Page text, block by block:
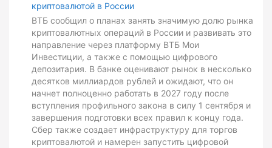
криптовалютой в России
ВТБ сообщил о планах занять значимую долю рынка
криптовалютных операций в России и развивать это
направление через платформу ВТБ Мои
Инвестиции, а также с помощью цифрового
депозитария. В банке оценивают рынок в несколько
десятков миллиардов рублей и ожидают, что он
начнет полноценно работать в 2027 году после
вступления профильного закона в силу 1 сентября и
завершения подготовки всех правил к концу года.
Сбер также создает инфраструктуру для торгов
криптовалютой и намерен запустить цифровой